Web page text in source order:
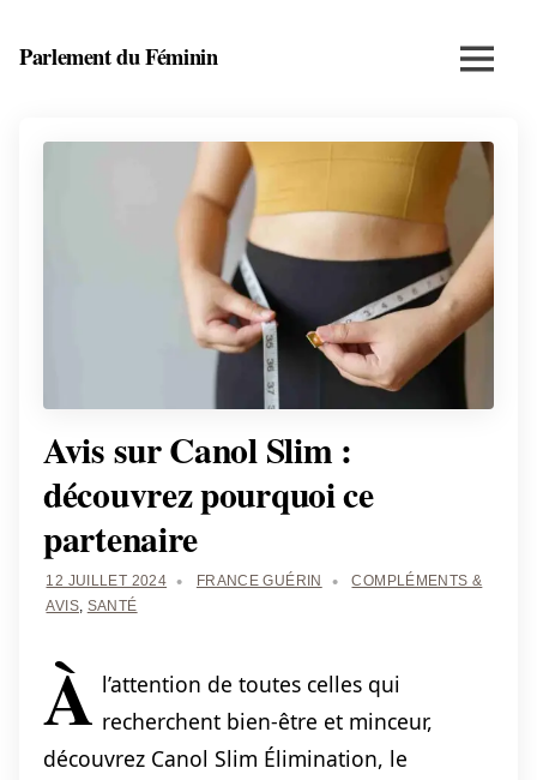
Parlement du Féminin
bien-
Menu
Avis sur Canol Slim :
découvrez pourquoi ce
partenaire
12 JUILLET 2024 FRANCE GUÉRIN
COMPLÉMENTS &
AVIS, SANTÉ
À l’attention de toutes celles qui
recherchent bien-être et minceur,
découvrez Canol Slim Élimination, le